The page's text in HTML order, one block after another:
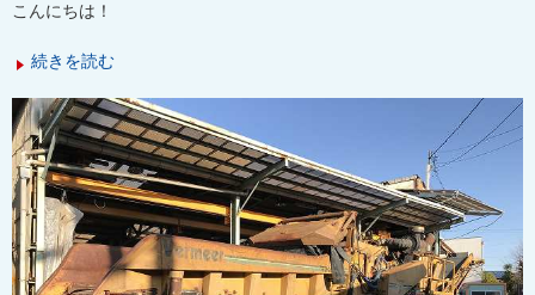
こんにちは！
続きを読む